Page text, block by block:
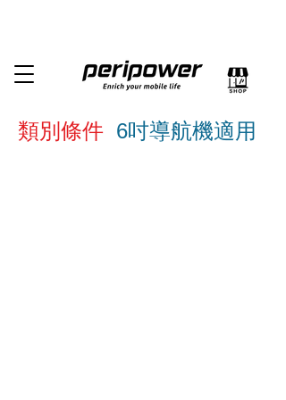
類別條件 6吋導航機適用